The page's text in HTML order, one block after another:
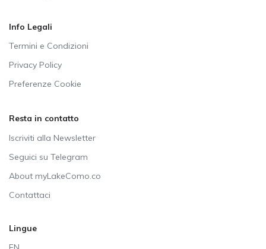
Info Legali
Termini e Condizioni
Privacy Policy
Preferenze Cookie
Resta in contatto
Iscriviti alla Newsletter
Seguici su Telegram
About myLakeComo.co
Contattaci
Lingue